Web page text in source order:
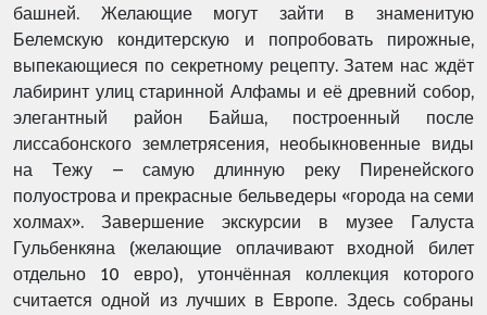
башней. Желающие могут зайти в знаменитую
Белемскую кондитерскую и попробовать пирожные,
выпекающиеся по секретному рецепту. Затем нас ждёт
лабиринт улиц старинной Алфамы и её древний собор,
элегантный район Байша, построенный после
лиссабонского землетрясения, необыкновенные виды
на Тежу – самую длинную реку Пиренейского
полуострова и прекрасные бельведеры «города на семи
холмах». Завершение экскурсии в музее Галуста
Гульбенкяна (желающие оплачивают входной билет
отдельно 10 евро), утончённая коллекция которого
считается одной из лучших в Европе. Здесь собраны